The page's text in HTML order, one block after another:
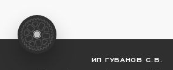
ИП ГУБАНОВ С.В.